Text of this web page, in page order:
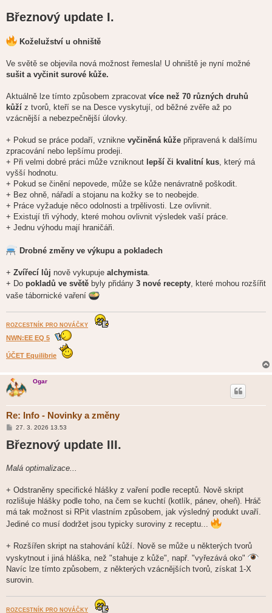
Březnový update I.
Koželužství u ohniště
Ve světě se objevila nová možnost řemesla! U ohniště je nyní možné
sušit a vyčinit surové kůže.
Aktuálně lze tímto způsobem zpracovat více než 70 různých druhů
kůží z tvorů, kteří se na Desce vyskytují, od běžné zvěře až po
vzácnější a nebezpečnější úlovky.
+ Pokud se práce podaří, vznikne vyčiněná kůže připravená k dalšímu
zpracování nebo lepšímu prodeji.
+ Při velmi dobré práci může vzniknout lepší či kvalitní kus , který má
vyšší hodnotu.
+ Pokud se činění nepovede, může se kůže nenávratně poškodit.
+ Bez ohně, nářadí a stojanu na kožky se to neobejde.
+ Práce vyžaduje něco odolnosti a trpělivosti. Lze ovlivnit.
+ Existují tři výhody, které mohou ovlivnit výsledek vaší práce.
+ Jednu výhodu mají hraničáři.
Drobné změny ve výkupu a pokladech
+ Zvířecí lůj nově vykupuje alchymista
+ Do pokladů ve světě byly přidány 3 nové recepty , které mohou rozšířit
vaše tábornické vaření
ROZCESTNÍK PRO NOVÁČKY
NWN:EE EQ 5
ÚČET Equilibrie
Ogar
Re: Info - Novinky a změny
P
í
s
v
27. 3. 2026 13.53
Březnový update III.
Malá optimalizace...
+ Odstraněny specifické hlášky z vaření podle receptů. Nově skript
rozlišuje hlášky podle toho, na čem se kuchtí (kotlík, pánev, oheň). Hráč
má tak možnost si RPit vlastním způsobem, jak výsledný produkt uvaří.
Jediné co musí dodržet jsou typicky suroviny z receptu...
+ Rozšířen skript na stahování kůží. Nově se může u některých tvorů
vyskytnout i jiná hláška, než "stahuje z kůže", např. "vyřezává oko"
Navíc lze tímto způsobem, z některých vzácnějších tvorů, získat 1-X
surovin.
ROZCESTNÍK PRO NOVÁČKY